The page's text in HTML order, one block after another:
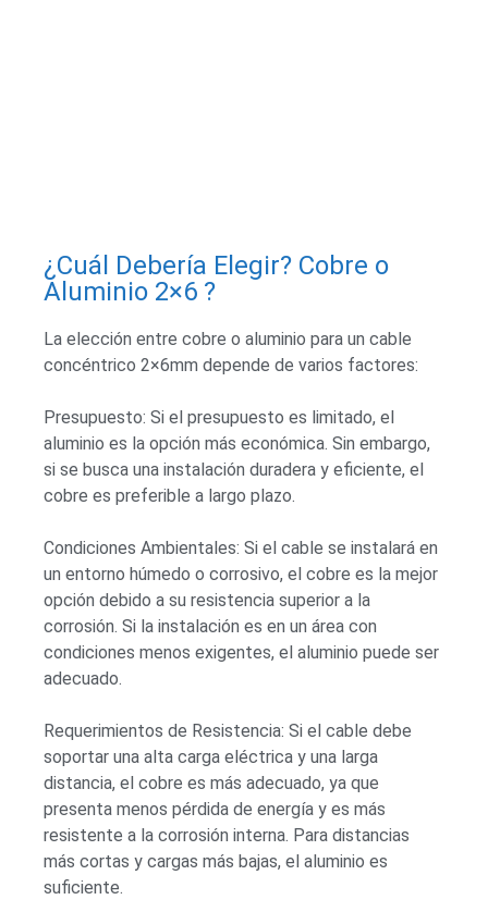
¿Cuál Debería Elegir? Cobre o
Aluminio 2×6 ?
La elección entre cobre o aluminio para un cable
concéntrico 2×6mm depende de varios factores:
Presupuesto: Si el presupuesto es limitado, el
aluminio es la opción más económica. Sin embargo,
si se busca una instalación duradera y eficiente, el
cobre es preferible a largo plazo.
Condiciones Ambientales: Si el cable se instalará en
un entorno húmedo o corrosivo, el cobre es la mejor
opción debido a su resistencia superior a la
corrosión. Si la instalación es en un área con
condiciones menos exigentes, el aluminio puede ser
adecuado.
Requerimientos de Resistencia: Si el cable debe
soportar una alta carga eléctrica y una larga
distancia, el cobre es más adecuado, ya que
presenta menos pérdida de energía y es más
resistente a la corrosión interna. Para distancias
más cortas y cargas más bajas, el aluminio es
suficiente.